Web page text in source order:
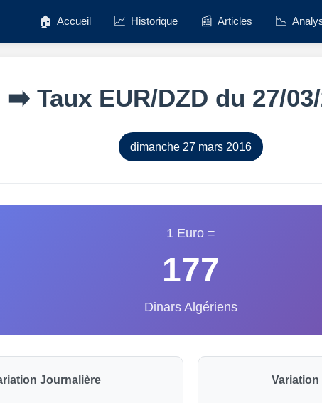
🏠 Accueil 📈 Historique 📰 Articles 📉
➡️ Taux EUR/DZD du 27/
dimanche 27 mars 2016
1 Euro =
177
Dinars Algériens
Journalière Variation